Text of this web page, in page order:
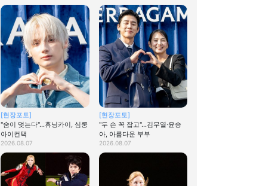
[현장포토]
"숨이 멎는다"…휴닝카이, 심쿵
아이컨택
2026.08.07
[현장포토]
"두 손 꼭 잡고"…김무열·윤승
아, 아름다운 부부
2026.08.07